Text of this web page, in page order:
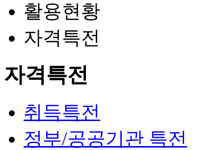
활용현황
자격특전
자격특전
취득특전
정부/공공기관 특전